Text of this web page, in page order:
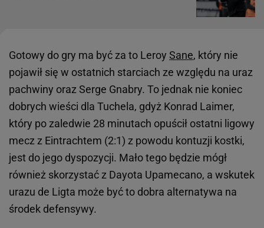
Gotowy do gry ma być za to Leroy Sane, który nie
pojawił się w ostatnich starciach ze względu na uraz
pachwiny oraz Serge Gnabry. To jednak nie koniec
dobrych wieści dla Tuchela, gdyż Konrad Laimer,
który po zaledwie 28 minutach opuścił ostatni ligowy
mecz z Eintrachtem (2:1) z powodu kontuzji kostki,
jest do jego dyspozycji. Mało tego będzie mógł
również skorzystać z Dayota Upamecano, a wskutek
urazu de Ligta może być to dobra alternatywa na
środek defensywy.